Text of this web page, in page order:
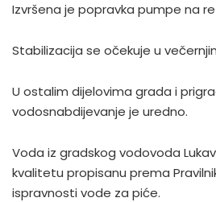
Izvršena je popravka pumpe na
Stabilizacija se očekuje u
U ostalim dijelovima grada i
vodosnabdijevanje je uredno.
Voda iz gradskog vodovoda
kvalitetu propisanu prema
ispravnosti vode za piće.